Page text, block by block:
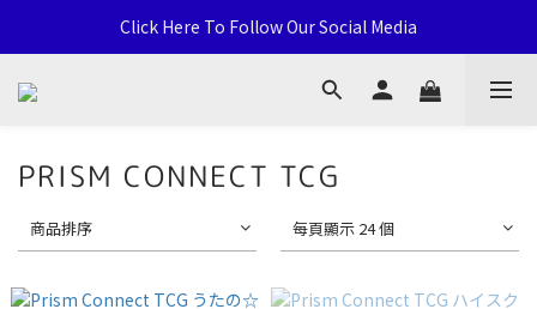
通用卡店 TCG & Sports Card 批發/零售 Distribution and Retail
Click Here To Follow Our Social Media
荃灣西樓角路138-168號 荃豐中心地下A59號舖
PRISM CONNECT TCG
商品排序 每頁顯示 24 個